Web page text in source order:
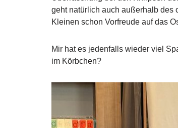
geht natürlich auch außerhalb des
Kleinen schon Vorfreude auf das
Mir hat es jedenfalls wieder viel
im Körbchen?